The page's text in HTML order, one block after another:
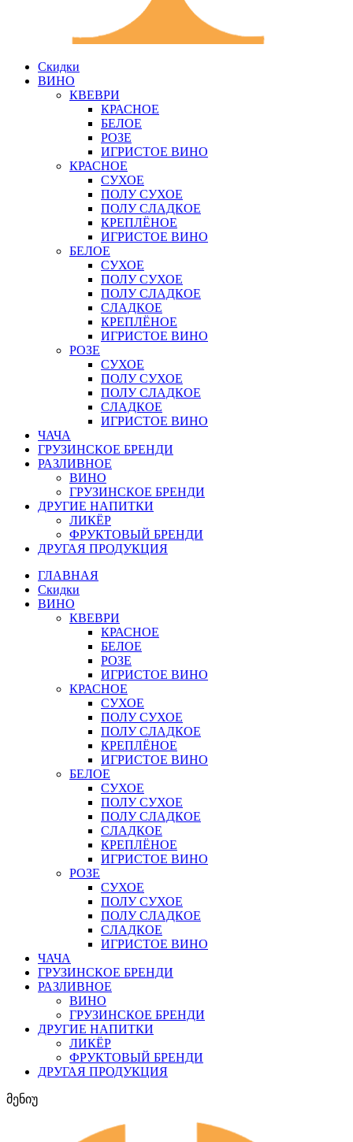
Скидки
ВИНО
КВЕВРИ
КРАСНОЕ
БЕЛОЕ
РОЗЕ
ИГРИСТОЕ ВИНО
КРАСНОЕ
СУХОЕ
ПОЛУ СУХОЕ
ПОЛУ СЛАДКОЕ
КРЕПЛЁНОЕ
ИГРИСТОЕ ВИНО
БЕЛОЕ
СУХОЕ
ПОЛУ СУХОЕ
ПОЛУ СЛАДКОЕ
СЛАДКОЕ
КРЕПЛЁНОЕ
ИГРИСТОЕ ВИНО
РОЗЕ
СУХОЕ
ПОЛУ СУХОЕ
ПОЛУ СЛАДКОЕ
СЛАДКОЕ
ИГРИСТОЕ ВИНО
ЧАЧА
ГРУЗИНСКОЕ БРЕНДИ
РАЗЛИВНОЕ
ВИНО
ГРУЗИНСКОЕ БРЕНДИ
ДРУГИЕ НАПИТКИ
ЛИКЁР
ФРУКТОВЫЙ БРЕНДИ
ДРУГАЯ ПРОДУКЦИЯ
ГЛАВНАЯ
Скидки
ВИНО
КВЕВРИ
КРАСНОЕ
БЕЛОЕ
РОЗЕ
ИГРИСТОЕ ВИНО
КРАСНОЕ
СУХОЕ
ПОЛУ СУХОЕ
ПОЛУ СЛАДКОЕ
КРЕПЛЁНОЕ
ИГРИСТОЕ ВИНО
БЕЛОЕ
СУХОЕ
ПОЛУ СУХОЕ
ПОЛУ СЛАДКОЕ
СЛАДКОЕ
КРЕПЛЁНОЕ
ИГРИСТОЕ ВИНО
РОЗЕ
СУХОЕ
ПОЛУ СУХОЕ
ПОЛУ СЛАДКОЕ
СЛАДКОЕ
ИГРИСТОЕ ВИНО
ЧАЧА
ГРУЗИНСКОЕ БРЕНДИ
РАЗЛИВНОЕ
ВИНО
ГРУЗИНСКОЕ БРЕНДИ
ДРУГИЕ НАПИТКИ
ЛИКЁР
ФРУКТОВЫЙ БРЕНДИ
ДРУГАЯ ПРОДУКЦИЯ
მენიუ